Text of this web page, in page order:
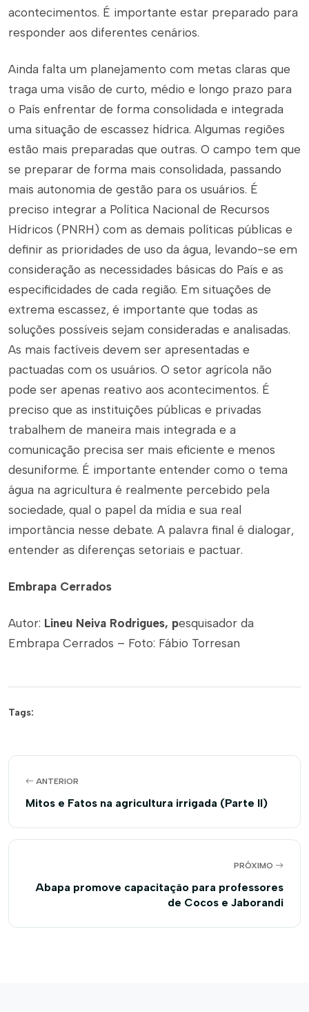
acontecimentos. É importante estar preparado para
responder aos diferentes cenários.
Ainda falta um planejamento com metas claras que
traga uma visão de curto, médio e longo prazo para
o País enfrentar de forma consolidada e integrada
uma situação de escassez hídrica. Algumas regiões
estão mais preparadas que outras. O campo tem que
se preparar de forma mais consolidada, passando
mais autonomia de gestão para os usuários. É
preciso integrar a Política Nacional de Recursos
Hídricos (PNRH) com as demais políticas públicas e
definir as prioridades de uso da água, levando-se em
consideração as necessidades básicas do País e as
especificidades de cada região. Em situações de
extrema escassez, é importante que todas as
soluções possíveis sejam consideradas e analisadas.
As mais factíveis devem ser apresentadas e
pactuadas com os usuários. O setor agrícola não
pode ser apenas reativo aos acontecimentos. É
preciso que as instituições públicas e privadas
trabalhem de maneira mais integrada e a
comunicação precisa ser mais eficiente e menos
desuniforme. É importante entender como o tema
água na agricultura é realmente percebido pela
sociedade, qual o papel da mídia e sua real
importância nesse debate. A palavra final é dialogar,
entender as diferenças setoriais e pactuar.
Embrapa Cerrados
Autor: Lineu Neiva Rodrigues, pesquisador da
Embrapa Cerrados – Foto: Fábio Torresan
Tags:
ANTERIOR
Mitos e Fatos na agricultura irrigada (Parte II)
PRÓXIMO
Abapa promove capacitação para professores
de Cocos e Jaborandi